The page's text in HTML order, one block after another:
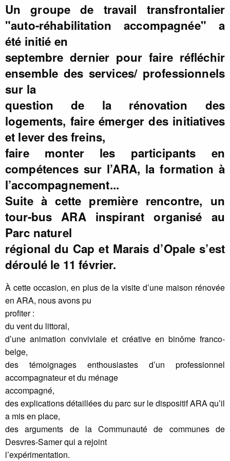
Un groupe de travail transfrontalier
"auto-réhabilitation accompagnée" a
été initié en
septembre dernier pour faire réfléchir
ensemble des services/ professionnels
sur la
question de la rénovation des
logements, faire émerger des initiatives
et lever des freins,
faire monter les participants en
compétences sur l’ARA, la formation à
l’accompagnement...
Suite à cette première rencontre, un
tour-bus ARA inspirant organisé au
Parc naturel
régional du Cap et Marais d’Opale s’est
déroulé le 11 février.
À cette occasion, en plus de la visite d’une maison rénovée
en ARA, nous avons pu
profiter :
du vent du littoral,
d’une animation conviviale et créative en binôme franco-
belge,
des témoignages enthousiastes d’un professionnel
accompagnateur et du ménage
accompagné,
des explications détaillées du parc sur le dispositif ARA qu’il
a mis en place,
des arguments de la Communauté de communes de
Desvres-Samer qui a rejoint
l’expérimentation.